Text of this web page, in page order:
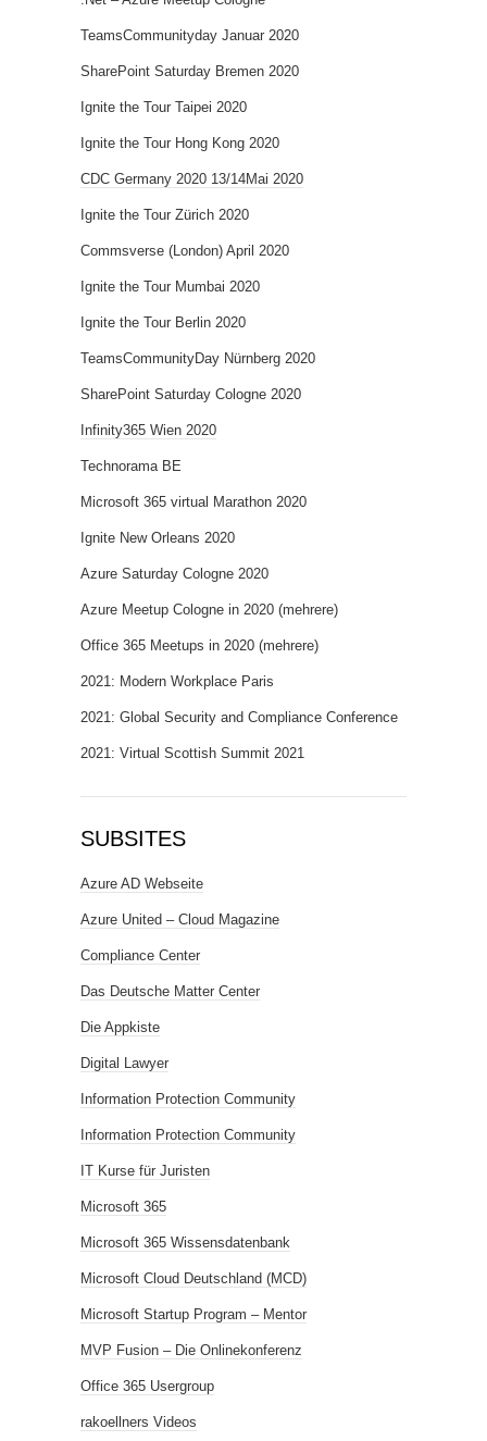
TeamsCommunityday Januar 2020
SharePoint Saturday Bremen 2020
Ignite the Tour Taipei 2020
Ignite the Tour Hong Kong 2020
CDC Germany 2020 13/14Mai 2020
Ignite the Tour Zürich 2020
Commsverse (London) April 2020
Ignite the Tour Mumbai 2020
Ignite the Tour Berlin 2020
TeamsCommunityDay Nürnberg 2020
SharePoint Saturday Cologne 2020
Infinity365 Wien 2020
Technorama BE
Microsoft 365 virtual Marathon 2020
Ignite New Orleans 2020
Azure Saturday Cologne 2020
Azure Meetup Cologne in 2020 (mehrere)
Office 365 Meetups in 2020 (mehrere)
2021: Modern Workplace Paris
2021: Global Security and Compliance Conference
2021: Virtual Scottish Summit 2021
SUBSITES
Azure AD Webseite
Azure United – Cloud Magazine
Compliance Center
Das Deutsche Matter Center
Die Appkiste
Digital Lawyer
Information Protection Community
Information Protection Community
IT Kurse für Juristen
Microsoft 365
Microsoft 365 Wissensdatenbank
Microsoft Cloud Deutschland (MCD)
Microsoft Startup Program – Mentor
MVP Fusion – Die Onlinekonferenz
Office 365 Usergroup
rakoellners Videos